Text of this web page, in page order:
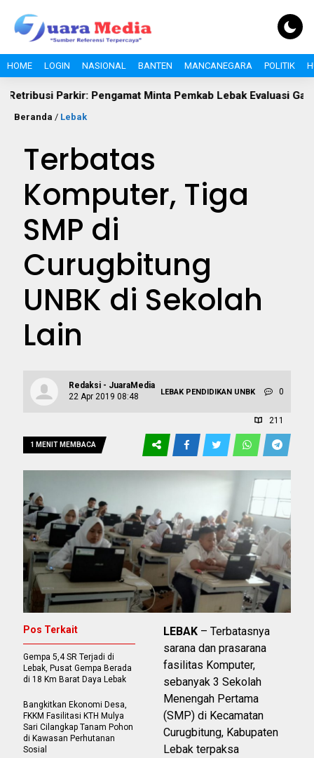
HOME LOGIN NASIONAL BANTEN MANCANEGARA POLITIK
Minta Pemkab Lebak Evaluasi Gate di Jalan S.A.
Beranda / Lebak
Terbatas
Komputer, Tiga
SMP di
Curugbitung
UNBK di Sekolah
Lain
Redaksi - JuaraMedia
22 Apr 2019 08:48
LEBAK PENDIDIKAN UNBK 0
211
1 MENIT MEMBACA
LEBAK – Terbatasnya
sarana dan prasarana
fasilitas Komputer,
sebanyak 3 Sekolah
Menengah Pertama
(SMP) di Kecamatan
Curugbitung, Kabupaten
Lebak terpaksa
Pos Terkait
Gempa 5,4 SR Terjadi di
Lebak, Pusat Gempa Berada
di 18 Km Barat Daya Lebak
Bangkitkan Ekonomi Desa,
FKKM Fasilitasi KTH Mulya
Sari Cilangkap Tanam Pohon
di Kawasan Perhutanan
Sosial